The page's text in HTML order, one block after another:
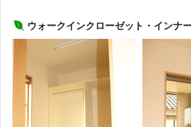
ウォークインクローゼット・インナ